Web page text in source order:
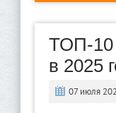
ТОП-10
в 2025
07 июля